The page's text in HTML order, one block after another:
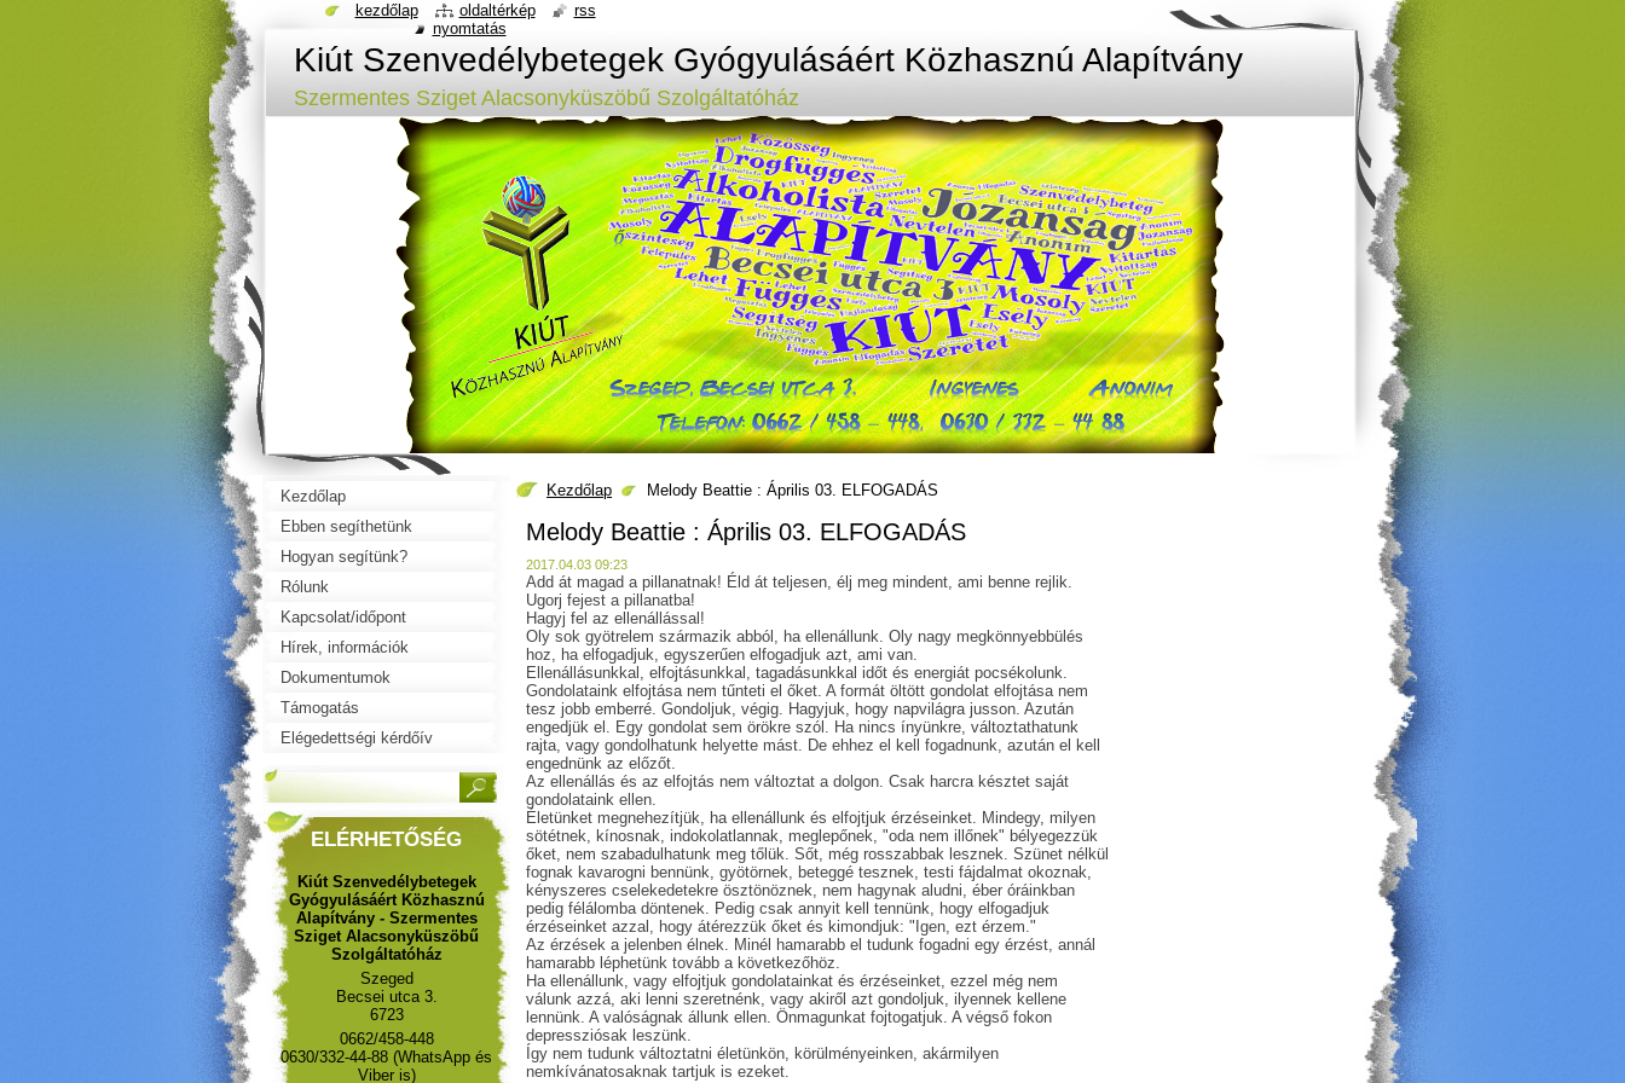
Kiút Szenvedélybetegek Gyógyulásáért Közhasznú Alapítvány
Szermentes Sziget Alacsonyküszöbű Szolgáltatóház
Kezdőlap Melody Beattie : Április 03. ELFOGADÁS
Melody Beattie : Április 03. ELFOGADÁS
2017.04.03 09:23
Add át magad a pillanatnak! Éld át teljesen, élj meg mindent, ami benne rejlik.
Ugorj fejest a pillanatba!
Hagyj fel az ellenállással!
Oly sok gyötrelem származik abból, ha ellenállunk. Oly nagy megkönnyebbülés
hoz, ha elfogadjuk, egyszerűen elfogadjuk azt, ami van.
Ellenállásunkkal, elfojtásunkkal, tagadásunkkal időt és energiát pocsékolunk.
Gondolataink elfojtása nem tűnteti el őket. A formát öltött gondolat elfojtása nem
tesz jobb emberré. Gondoljuk, végig. Hagyjuk, hogy napvilágra jusson. Azután
engedjük el. Egy gondolat sem örökre szól. Ha nincs ínyünkre, változtathatunk
rajta, vagy gondolhatunk helyette mást. De ehhez el kell fogadnunk, azután el kell
engednünk az előzőt.
Az ellenállás és az elfojtás nem változtat a dolgon. Csak harcra késztet saját
gondolataink ellen.
Életünket megnehezítjük, ha ellenállunk és elfojtjuk érzéseinket. Mindegy, milyen
sötétnek, kínosnak, indokolatlannak, meglepőnek, "oda nem illőnek" bélyegezzük
őket, nem szabadulhatunk meg tőlük. Sőt, még rosszabbak lesznek. Szünet nélkül
fognak kavarogni bennünk, gyötörnek, beteggé tesznek, testi fájdalmat okoznak,
kényszeres cselekedetekre ösztönöznek, nem hagynak aludni, éber óráinkban
pedig félálomba döntenek. Pedig csak annyit kell tennünk, hogy elfogadjuk
érzéseinket azzal, hogy átérezzük őket és kimondjuk: "Igen, ezt érzem."
Az érzések a jelenben élnek. Minél hamarabb el tudunk fogadni egy érzést, annál
hamarabb léphetünk tovább a következőhöz.
Ha ellenállunk, vagy elfojtjuk gondolatainkat és érzéseinket, ezzel még nem
válunk azzá, aki lenni szeretnénk, vagy akiről azt gondoljuk, ilyennek kellene
lennünk. A valóságnak állunk ellen. Önmagunkat fojtogatjuk. A végső fokon
depressziósak leszünk.
Így nem tudunk változtatni életünkön, körülményeinken, akármilyen
nemkívánatosaknak tartjuk is ezeket.
Kezdőlap
Ebben segíthetünk
Hogyan segítünk?
Rólunk
Kapcsolat/időpont
Hírek, információk
Dokumentumok
Támogatás
Elégedettségi kérdőív
ELÉRHETŐSÉG
Kiút Szenvedélybetegek
Gyógyulásáért Közhasznú
Alapítvány - Szermentes
Sziget Alacsonyküszöbű
Szolgáltatóház
Szeged
Becsei utca 3.
6723
0662/458-448
0630/332-44-88 (WhatsApp és
Viber is)
kezdőlap oldaltérkép
rss
nyomtatás